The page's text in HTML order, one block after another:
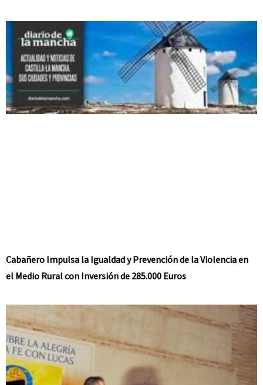
Cabañero Impulsa la Igualdad y Prevención de la Violencia en
el Medio Rural con Inversión de 285.000 Euros